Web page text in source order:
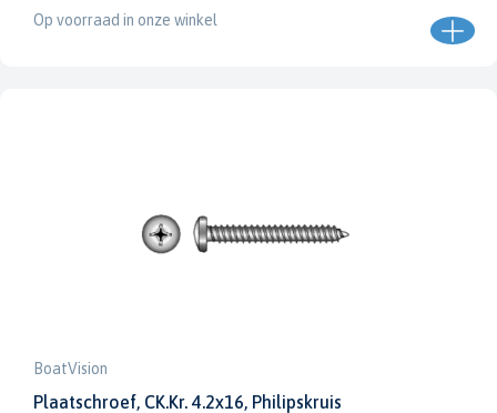
Op voorraad in onze winkel
BoatVision
Plaatschroef, CK.Kr. 4.2x16, Philipskruis